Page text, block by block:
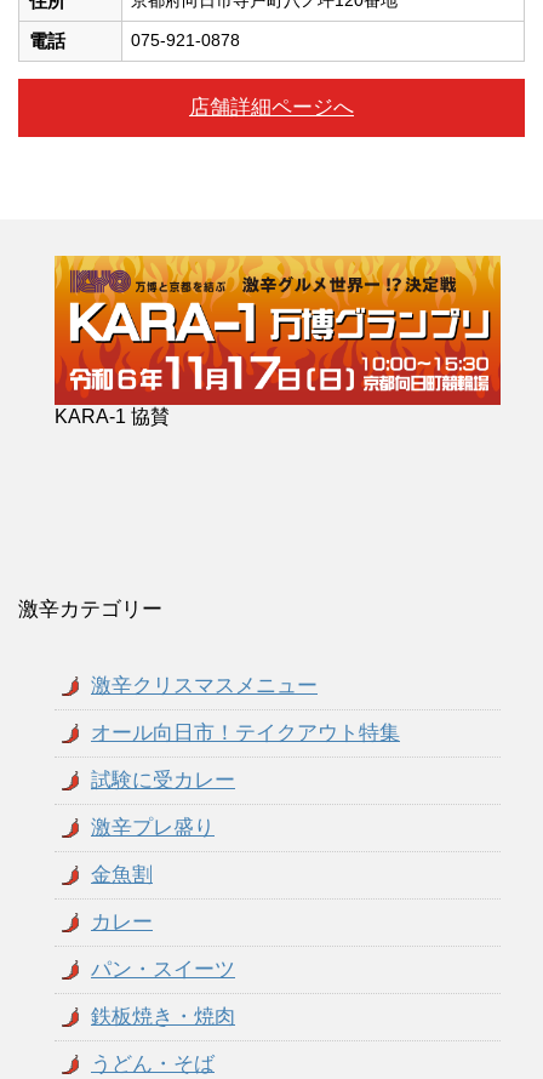
電話 075-921-0878
店舗詳細ページへ
KARA-1 協賛
激辛カテゴリー
激辛クリスマスメニュー
オール向日市！テイクアウト特集
試験に受カレー
激辛プレ盛り
金魚割
カレー
パン・スイーツ
鉄板焼き・焼肉
うどん・そば